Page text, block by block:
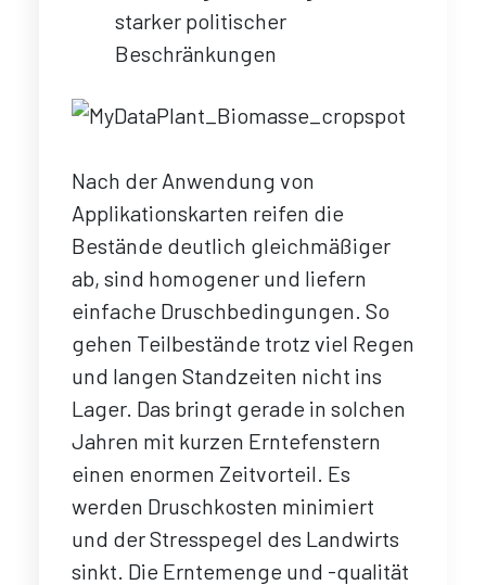
starker politischer
Beschränkungen
Nach der Anwendung von
Applikationskarten reifen die
Bestände deutlich gleichmäßiger
ab, sind homogener und liefern
einfache Druschbedingungen. So
gehen Teilbestände trotz viel Regen
und langen Standzeiten nicht ins
Lager. Das bringt gerade in solchen
Jahren mit kurzen Erntefenstern
einen enormen Zeitvorteil. Es
werden Druschkosten minimiert
und der Stresspegel des Landwirts
sinkt. Die Erntemenge und -qualität